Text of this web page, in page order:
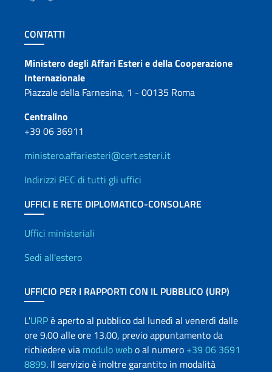
Sezione footer
CONTATTI
Contatti
Ministero degli Affari Esteri e della Cooperazione
Internazionale
Piazzale della Farnesina, 1 - 00135 Roma
Centralino
+39 06 36911
ministero.affariesteri@cert.esteri.it
Indirizzi PEC di tutti gli uffici
UFFICI E RETE DIPLOMATICO-CONSOLARE
Uffici e Rete diplomatica
Uffici ministeriali
Sedi all'estero
UFFICIO PER I RAPPORTI CON IL PUBBLICO (URP)
L'URPè aperto al pubblico dal lunedì al venerdì dalle
ore 9.00 alle ore 13.00, previo appuntamento da
richiedere via modulo webo al numero +39 06 3691
8899. Il servizio è inoltre garantito in modalità